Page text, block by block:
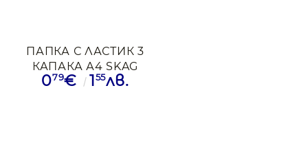
ПАПКА С ЛАСТИК 3
КАПАКА А4 SKAG
КАРТОН ЖЪЛТ
079€ 1 55лв.